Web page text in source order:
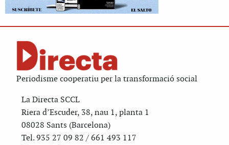
Periodisme cooperatiu per la transformació social
La Directa SCCL
Riera d’Escuder, 38, nau 1, planta 1
08028 Sants (Barcelona)
Tel. 935 27 09 82 / 661 493 117